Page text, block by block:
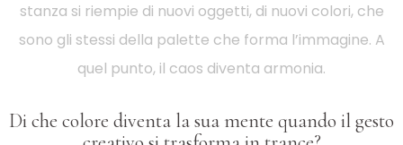
stanza si riempie di nuovi oggetti, di nuovi colori, che
sono gli stessi della palette che forma l’immagine. A
quel punto, il caos diventa armonia.
Di che colore diventa la sua mente quando il gesto